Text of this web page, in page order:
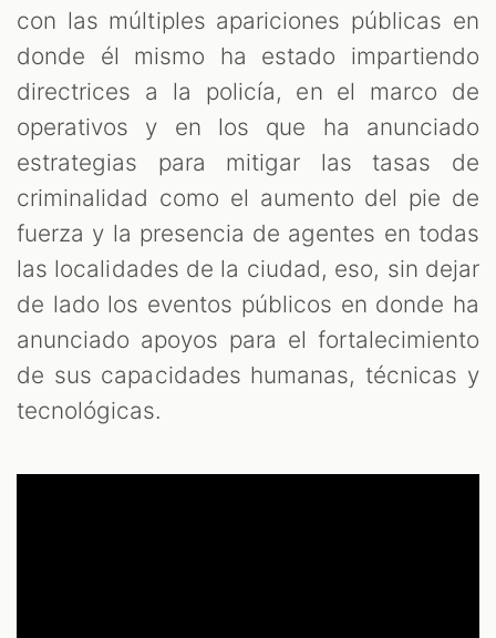
con las múltiples apariciones públicas en
donde él mismo ha estado impartiendo
directrices a la policía, en el marco de
operativos y en los que ha anunciado
estrategias para mitigar las tasas de
criminalidad como el aumento del pie de
fuerza y la presencia de agentes en todas
las localidades de la ciudad, eso, sin dejar
de lado los eventos públicos en donde ha
anunciado apoyos para el fortalecimiento
de sus capacidades humanas, técnicas y
tecnológicas.